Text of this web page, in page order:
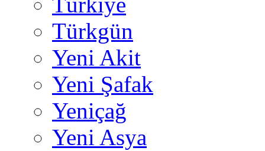
Türkgün
Yeni Akit
Yeni Şafak
Yeniçağ
Yeni Asya